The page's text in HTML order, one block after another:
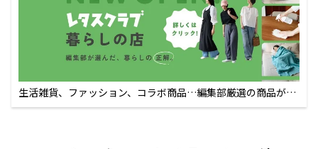
生活雑貨、ファッション、コラボ商品…編集部厳選の商品が買
えるECサイト